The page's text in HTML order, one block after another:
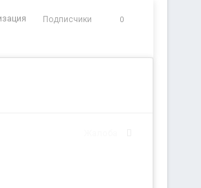
Подписчики 0